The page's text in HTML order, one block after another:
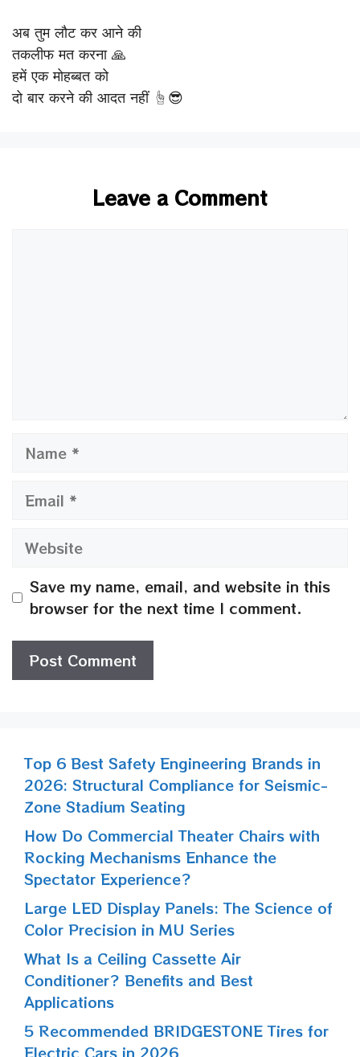
अब तुम लौट कर आने की
तकलीफ मत करना 🙏
हमें एक मोहब्बत को
दो बार करने की आदत नहीं ☝😎
Leave a Comment
Name
Email
Website
Save my name, email, and website in this
browser for the next time I comment.
Top 6 Best Safety Engineering Brands in
2026: Structural Compliance for Seismic-
Zone Stadium Seating
How Do Commercial Theater Chairs with
Rocking Mechanisms Enhance the
Spectator Experience?
Large LED Display Panels: The Science of
Color Precision in MU Series
What Is a Ceiling Cassette Air
Conditioner? Benefits and Best
Applications
5 Recommended BRIDGESTONE Tires for
Electric Cars in 2026